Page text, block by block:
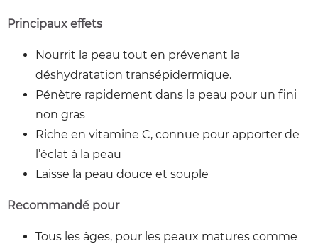
Principaux effets
Nourrit la peau tout en prévenant la
déshydratation transépidermique.
Pénètre rapidement dans la peau pour un fini
non gras
Riche en vitamine C, connue pour apporter de
l’éclat à la peau
Laisse la peau douce et souple
Recommandé pour
Tous les âges, pour les peaux matures comme